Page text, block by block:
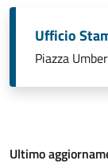
Ufficio
Piazza
Ultimo